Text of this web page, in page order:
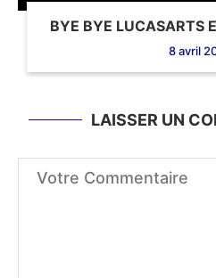
BYE BYE LUCASARTS
8 avril
LAISSER UN